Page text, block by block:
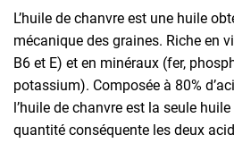
L’huile de chanvre est une huile
mécanique des graines. Riche en
B6 et E) et en minéraux (fer,
potassium). Composée à 80%
l’huile de chanvre est la seule
quantité conséquente les deux